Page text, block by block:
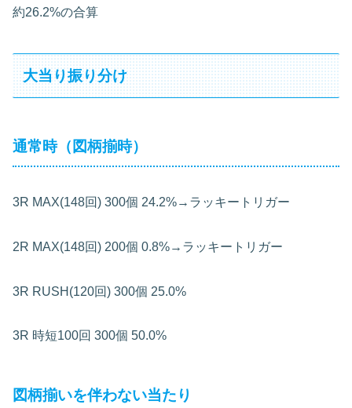
約26.2%の合算
大当り振り分け
通常時（図柄揃時）
3R MAX(148回) 300個 24.2%→ラッキートリガー
2R MAX(148回) 200個 0.8%→ラッキートリガー
3R RUSH(120回) 300個 25.0%
3R 時短100回 300個 50.0%
図柄揃いを伴わない当たり